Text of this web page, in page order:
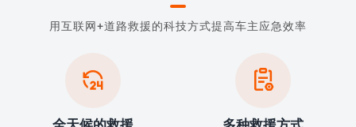
用互联网+道路救援的科技方式提高车主应急效率
 